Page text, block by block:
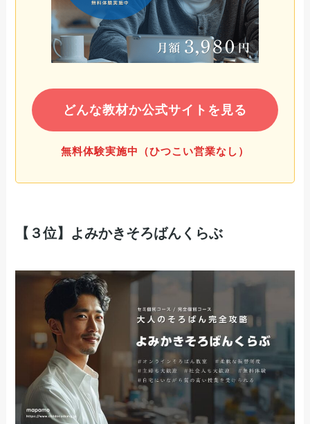
どんな教材か公式サイトを見る
無料体験実施中（ひつこい営業なし）
【３位】よみかきそろばんくらぶ